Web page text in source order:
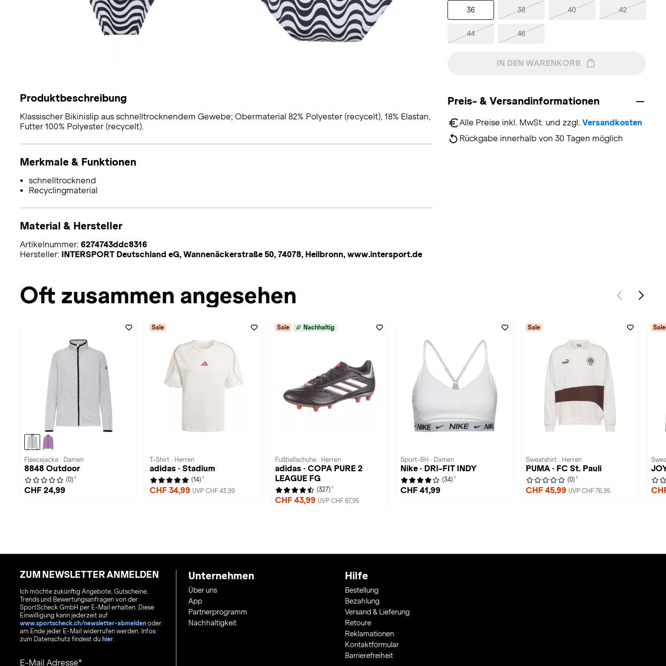
36 38 40 42
44 46
IN DEN WARENKORB
Preis- & Versandinformationen
Alle Preise inkl. MwSt. und zzgl. Versandkosten
Rückgabe innerhalb von 30 Tagen möglich
Produktbeschreibung
Klassischer Bikinislip aus schnelltrocknendem Gewebe; Obermaterial 82% Polyester (recycelt), 18% Elastan,
Futter 100% Polyester (recycelt).
Merkmale & Funktionen
schnelltrocknend
Recyclingmaterial
Material & Hersteller
Artikelnummer: 6274743ddc8316
Hersteller:
INTERSPORT Deutschland eG, Wannenäckerstraße 50, 74078, Heilbronn, www.intersport.de
Oft zusammen angesehen
Fleecejacke · Damen
8848 Outdoor
(0) 1
CHF 24,99
Sale
T-Shirt · Herren
adidas · Stadium
(14) 1
CHF 34,99 UVP CHF 43,99
Sale Nachhaltig
Fußballschuhe · Herren
adidas · COPA PURE 2
LEAGUE FG
(327) 1
CHF 43,99 UVP CHF 87,95
Sport-BH · Damen
Nike · DRI-FIT INDY
(34) 1
CHF 41,99
Sale
Sweatshirt · Herren
PUMA · FC St. Pauli
(0) 1
CHF 45,99 UVP CHF 76,95
Sale
ZUM NEWSLETTER ANMELDEN
Ich möchte zukünftig Angebote, Gutscheine,
Trends und Bewertungsanfragen von der
SportScheck GmbH per E-Mail erhalten. Diese
Einwilligung kann jederzeit auf
www.sportscheck.ch/newsletter-abmelden oder
am Ende jeder E-Mail widerrufen werden. Infos
zum Datenschutz findest du hier.
E-Mail Adresse
Unternehmen
Über uns
App
Partnerprogramm
Nachhaltigkeit
Hilfe
Bestellung
Bezahlung
Versand & Lieferung
Retoure
Reklamationen
Kontaktformular
Barrierefreiheit